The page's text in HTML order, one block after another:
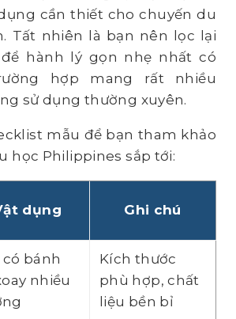
cần thiết cho chuyến du
Tất nhiên là bạn nên lọc lại
hành lý gọn nhẹ nhất có
hợp mang rất nhiều
sử dụng thường xuyên.
mẫu để bạn tham khảo
học Philippines sắp tới:
dụng Ghi chú
có bánh
nhiều
Kích thước
phù hợp, chất
liệu bền bỉ